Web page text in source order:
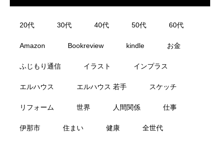
20代 30代 40代 50代 60代
Amazon Bookreview kindle お金
ふじもり通信 イラスト インプラス
エルハウス エルハウス 若手 スケッチ
リフォーム 世界 人間関係 仕事
伊那市 住まい 健康 全世代